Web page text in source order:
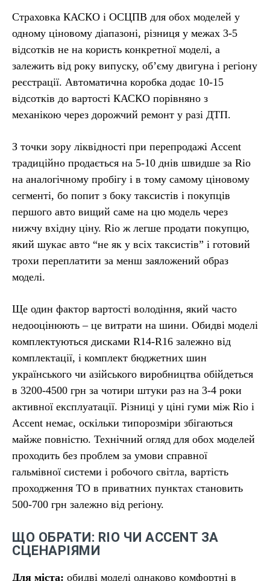
Страховка КАСКО і ОСЦПВ для обох моделей у
одному ціновому діапазоні, різниця у межах 3-5
відсотків не на користь конкретної моделі, а
залежить від року випуску, об’єму двигуна і регіону
реєстрації. Автоматична коробка додає 10-15
відсотків до вартості КАСКО порівняно з
механікою через дорожчий ремонт у разі ДТП.
З точки зору ліквідності при перепродажі Accent
традиційно продається на 5-10 днів швидше за Rio
на аналогічному пробігу і в тому самому ціновому
сегменті, бо попит з боку таксистів і покупців
першого авто вищий саме на цю модель через
нижчу вхідну ціну. Rio ж легше продати покупцю,
який шукає авто “не як у всіх таксистів” і готовий
трохи переплатити за менш заяложений образ
моделі.
Ще один фактор вартості володіння, який часто
недооцінюють – це витрати на шини. Обидві моделі
комплектуються дисками R14-R16 залежно від
комплектації, і комплект бюджетних шин
українського чи азійського виробництва обійдеться
в 3200-4500 грн за чотири штуки раз на 3-4 роки
активної експлуатації. Різниці у ціні гуми між Rio і
Accent немає, оскільки типорозміри збігаються
майже повністю. Технічний огляд для обох моделей
проходить без проблем за умови справної
гальмівної системи і робочого світла, вартість
проходження ТО в приватних пунктах становить
500-700 грн залежно від регіону.
ЩО ОБРАТИ: RIO ЧИ ACCENT ЗА
СЦЕНАРІЯМИ
Для міста: обидві моделі однаково комфортні в